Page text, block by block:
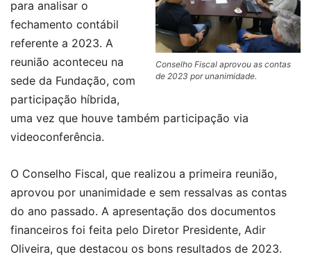
Conselho Fiscal aprovou as contas
de 2023 por unanimidade.
para analisar o
fechamento contábil
referente a 2023. A
reunião aconteceu na
sede da Fundação, com
participação híbrida,
uma vez que houve também participação via
videoconferência.
O Conselho Fiscal, que realizou a primeira reunião,
aprovou por unanimidade e sem ressalvas as contas
do ano passado. A apresentação dos documentos
financeiros foi feita pelo Diretor Presidente, Adir
Oliveira, que destacou os bons resultados de 2023.